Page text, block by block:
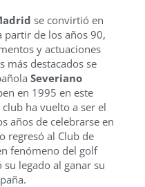
se convirtió en
partir de los años 90,
y actuaciones
más destacados se
Severiano
en 1995 en este
ha vuelto a ser el
años de celebrarse en
regresó al Club de
fenómeno del golf
su legado al ganar su